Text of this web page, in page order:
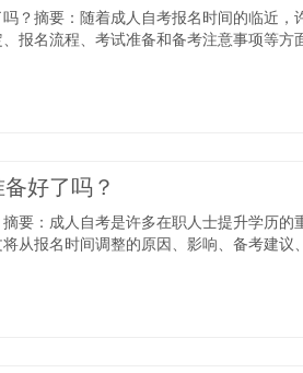
？摘要：随着成人自考报名时间的临近，
报名流程、考试准备和备考注意事项等方
好了吗？
要：成人自考是许多在职人士提升学历的
从报名时间调整的原因、影响、备考建议